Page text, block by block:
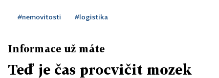
#nemovitosti #logistika
Informace už máte
Teď je čas procvičit mozek